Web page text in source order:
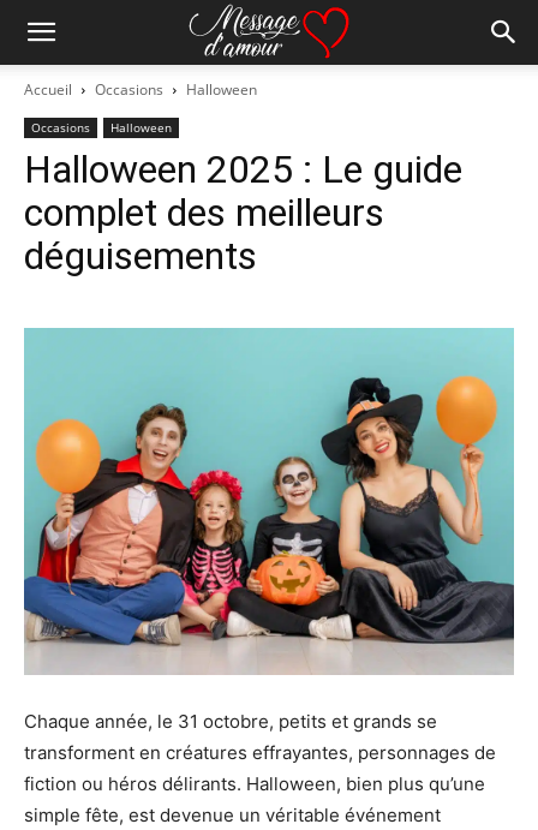
Accueil Occasions Halloween
Occasions Halloween
Halloween 2025 : Le guide
complet des meilleurs
déguisements
Chaque année, le 31 octobre, petits et grands se
transforment en créatures effrayantes, personnages de
fiction ou héros délirants. Halloween, bien plus qu’une
simple fête, est devenue un véritable événement